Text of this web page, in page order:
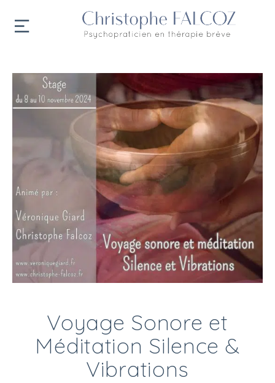
Voyage Sonore et
Méditation Silence &
Vibrations